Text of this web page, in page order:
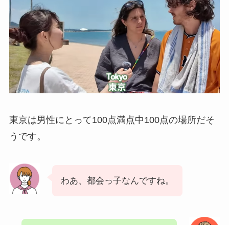
東京は男性にとって100点満点中100点の場所だそ
うです。
わあ、都会っ子なんですね。